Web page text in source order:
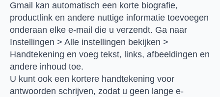
Gmail kan automatisch een korte biografie,
productlink en andere nuttige informatie toevoegen
onderaan elke e-mail die u verzendt. Ga naar
Instellingen > Alle instellingen bekijken >
Handtekening en voeg tekst, links, afbeeldingen en
andere inhoud toe.
U kunt ook een kortere handtekening voor
antwoorden schrijven, zodat u geen lange e-